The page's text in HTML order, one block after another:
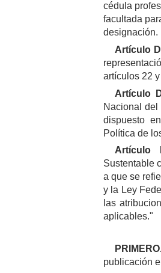
cédula
facultada
designación.
Artículo
artículos 22
Artículo
Nacional
dispuesto
Política de
Artículo
Sustentable
a que se
y la Ley
las
aplicables."
publicación